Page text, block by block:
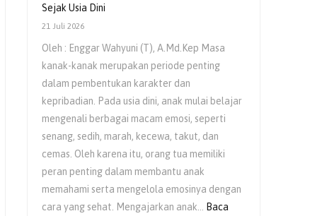
Sejak Usia Dini
21 Juli 2026
Oleh : Enggar Wahyuni (T), A.Md.Kep Masa
kanak-kanak merupakan periode penting
dalam pembentukan karakter dan
kepribadian. Pada usia dini, anak mulai belajar
mengenali berbagai macam emosi, seperti
senang, sedih, marah, kecewa, takut, dan
cemas. Oleh karena itu, orang tua memiliki
peran penting dalam membantu anak
memahami serta mengelola emosinya dengan
cara yang sehat. Mengajarkan anak…
Baca